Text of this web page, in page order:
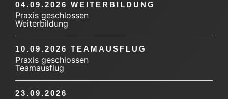
04.09.2026 WEITERBILDUNG
Praxis geschlossen
Weiterbildung
10.09.2026 TEAMAUSFLUG
Praxis geschlossen
Teamausflug
23.09.2026